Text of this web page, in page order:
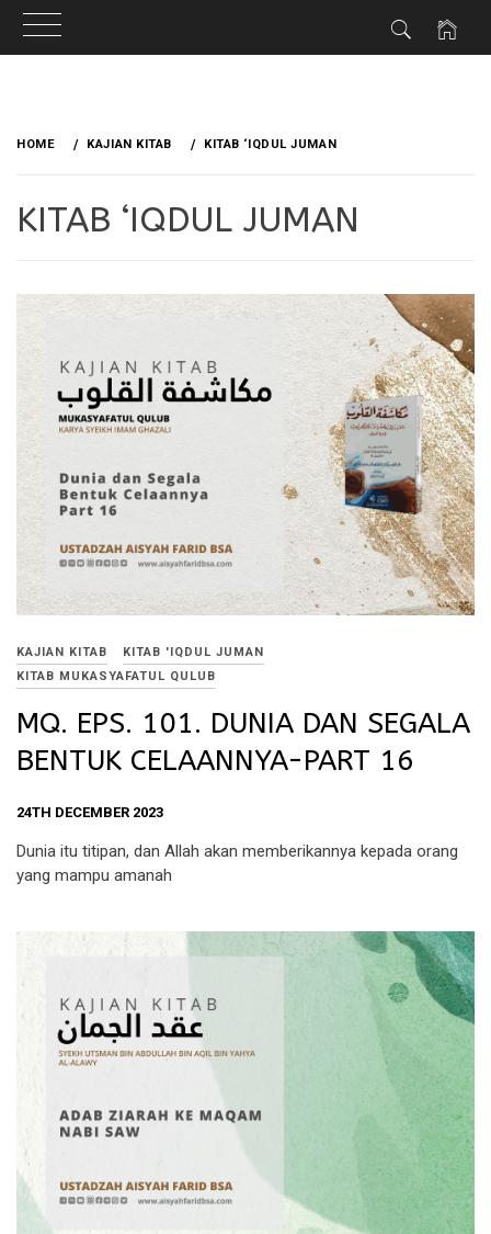
HOME KAJIAN KITAB KITAB ‘IQDUL JUMAN
KITAB ‘IQDUL JUMAN
KAJIAN KITAB
KITAB 'IQDUL JUMAN
KITAB MUKASYAFATUL QULUB
MQ. EPS. 101. DUNIA DAN SEGALA
BENTUK CELAANNYA-PART 16
24TH DECEMBER 2023
Dunia itu titipan, dan Allah akan memberikannya kepada orang
yang mampu amanah